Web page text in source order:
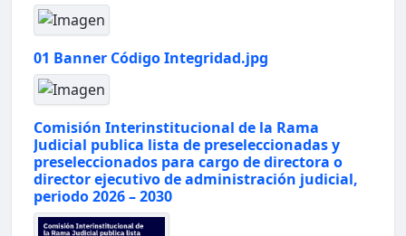
01 Banner Código Integridad.jpg
Comisión Interinstitucional de la Rama
Judicial publica lista de preseleccionadas y
preseleccionados para cargo de directora o
director ejecutivo de administración judicial,
periodo 2026 – 2030